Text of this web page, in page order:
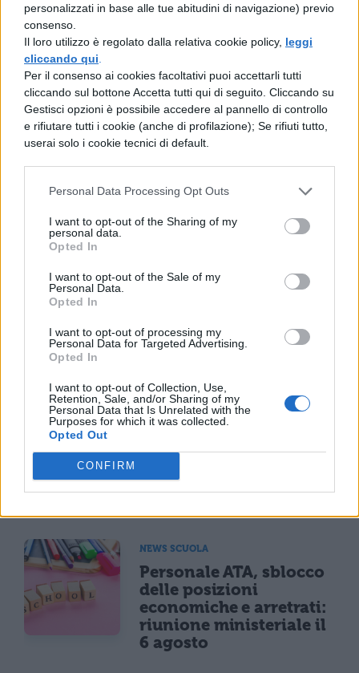
personalizzati in base alle tue abitudini di navigazione) previo
consenso.
Il loro utilizzo è regolato dalla relativa cookie policy, leggi
cliccando qui
Per il consenso ai cookies facoltativi puoi accettarli tutti
cliccando sul bottone Accetta tutti qui di seguito. Cliccando su
Gestisci opzioni è possibile accedere al pannello di controllo
e rifiutare tutti i cookie (anche di profilazione); Se rifiuti tutto,
userai solo i cookie tecnici di default.
Personal Data Processing Opt Outs
I want to opt-out of the Sharing of my
personal data.
Opted In
I want to opt-out of the Sale of my
Personal Data.
Opted In
I want to opt-out of processing my
Personal Data for Targeted Advertising.
Opted In
I want to opt-out of Collection, Use,
Retention, Sale, and/or Sharing of my
Personal Data that Is Unrelated with the
Purposes for which it was collected.
Opted Out
CONFIRM
TI POTREBBE INTERESSARE
NEWS SCUOLA
Carta docente 2026,
come spendere il
residuo prima della
scadenza
NEWS SCUOLA
Personale ATA, sblocco
delle posizioni
economiche e arretrati:
riunione ministeriale il
6 agosto